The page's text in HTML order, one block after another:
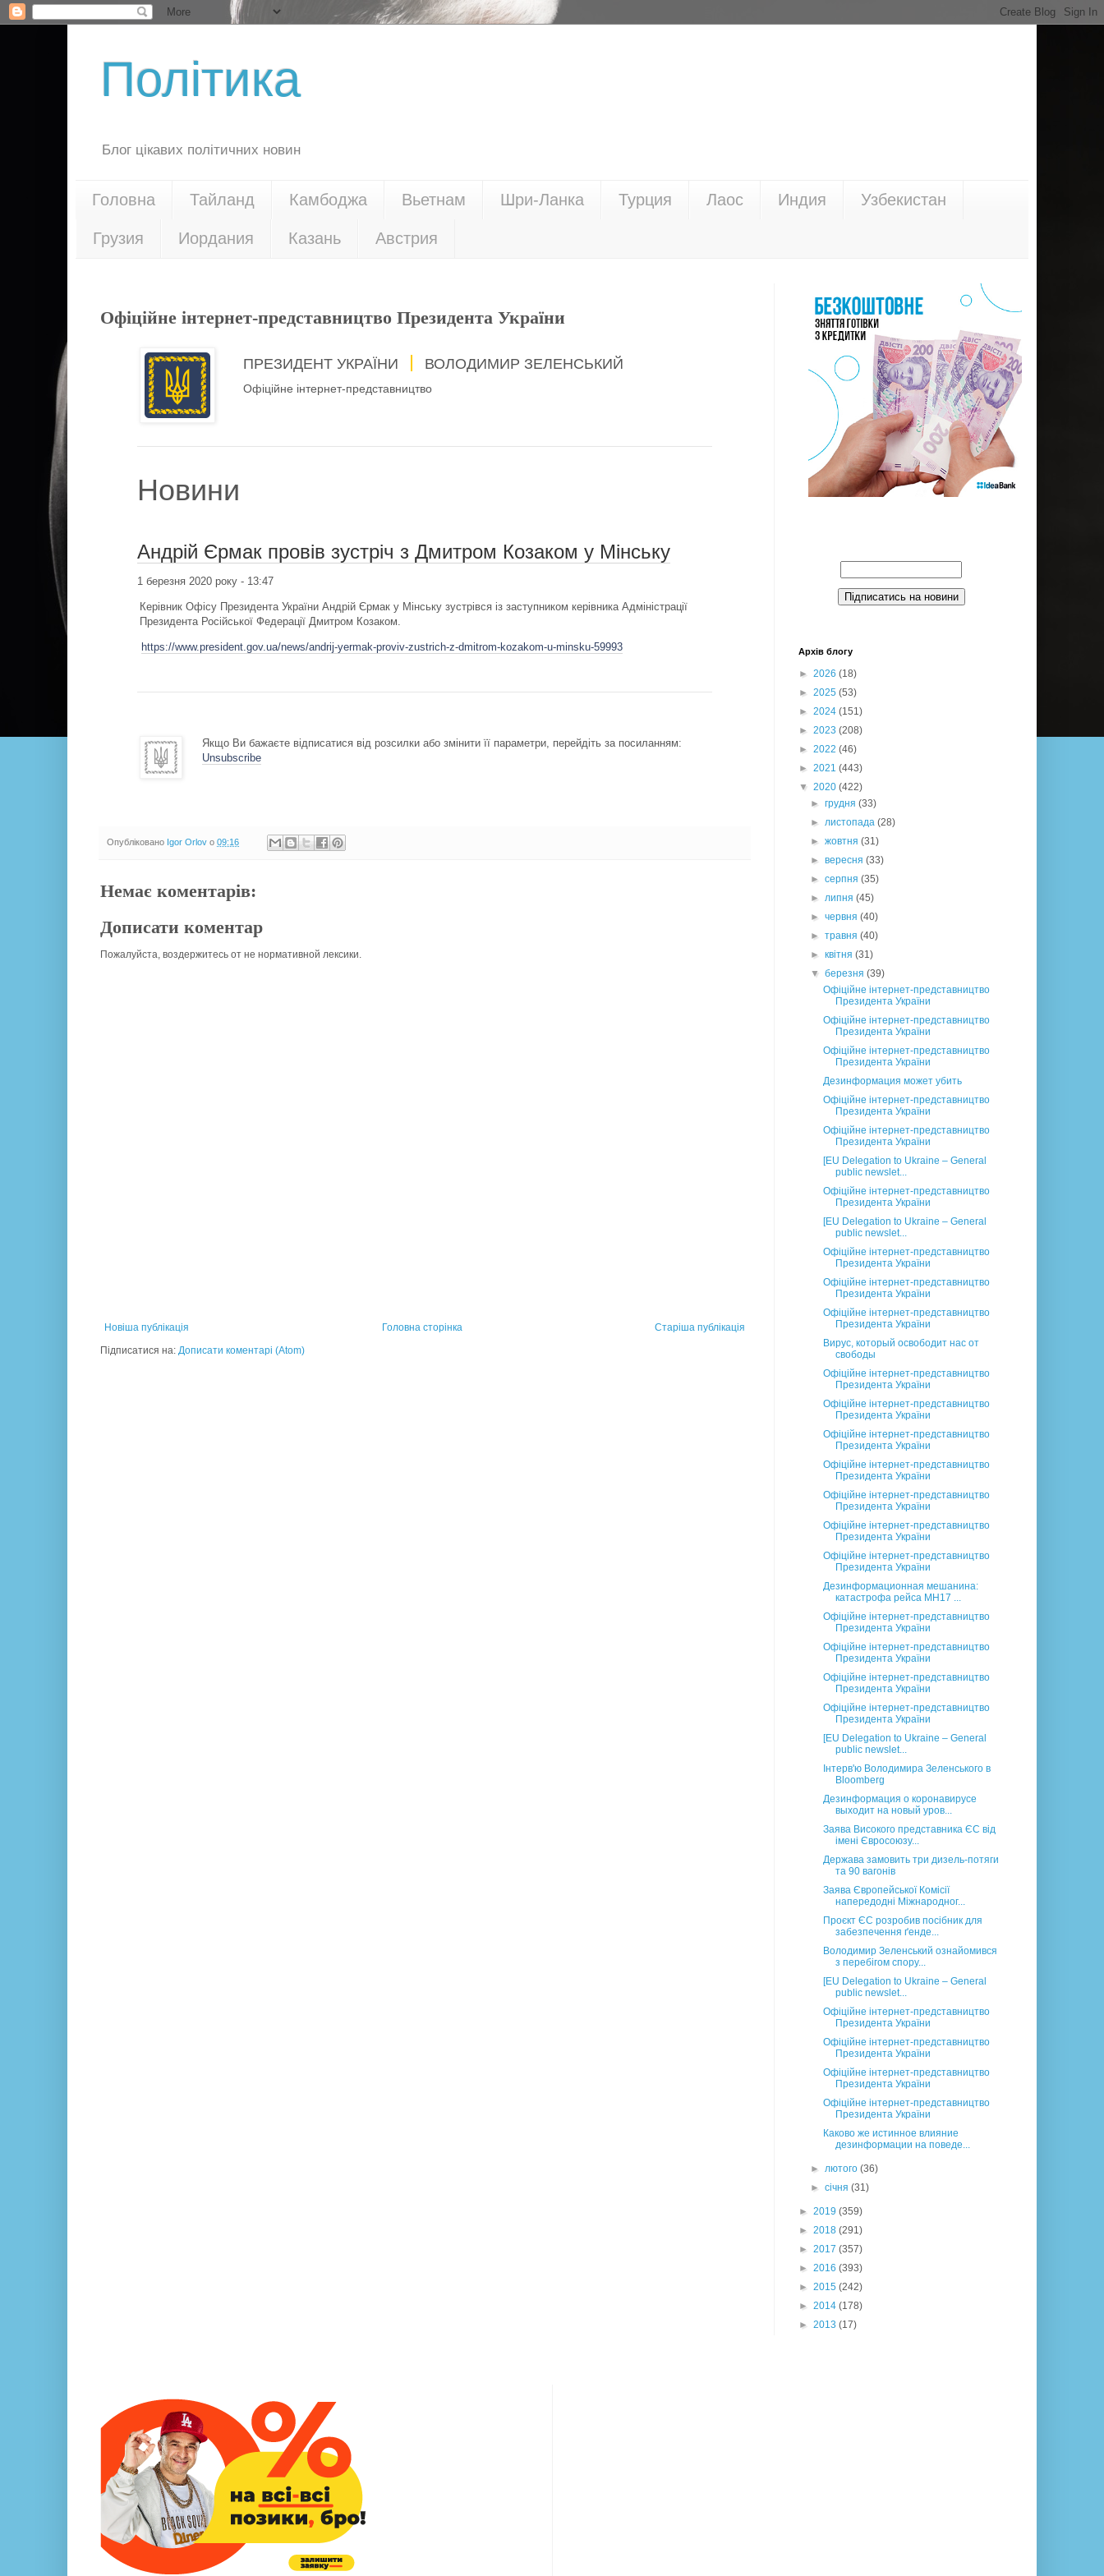
Політика
Блог цікавих політичних новин
Головна Тайланд Камбоджа Вьетнам Шри-Ланка Турция Лаос Индия Узбекистан
Грузия Иордания Казань Австрия
Офіційне інтернет-представництво Президента України
ПРЕЗИДЕНТ УКРАЇНИ ВОЛОДИМИР ЗЕЛЕНСЬКИЙ
Офіційне інтернет-представництво
Новини
Андрій Єрмак провів зустріч з Дмитром Козаком у Мінську
1 березня 2020 року - 13:47
Керівник Офісу Президента України Андрій Єрмак у Мінську зустрівся із заступником керівника Адміністрації
Президента Російської Федерації Дмитром Козаком.
https://www.president.gov.ua/news/andrij-yermak-proviv-zustrich-z-dmitrom-kozakom-u-minsku-59993
Якщо Ви бажаєте відписатися від розсилки або змінити її параметри, перейдіть за посиланням:
Unsubscribe
Опубліковано Igor Orlov о 09:16
Немає коментарів:
Дописати коментар
Пожалуйста, воздержитесь от не нормативной лексики.
Новіша публікація Старіша публікація
Головна сторінка
Підписатися на: Дописати коментарі (Atom)
Архів блогу
► 2026 (18)
► 2025 (53)
► 2024 (151)
► 2023 (208)
► 2022 (46)
► 2021 (443)
▼ 2020 (422)
►грудня(33)
►листопада(28)
►жовтня(31)
►вересня(33)
►серпня(35)
►липня(45)
►червня(40)
►травня(40)
►квітня(31)
▼березня(39)
Офіційне інтернет-представництво
Президента України
Офіційне інтернет-представництво
Президента України
Офіційне інтернет-представництво
Президента України
Дезинформация может убить
Офіційне інтернет-представництво
Президента України
Офіційне інтернет-представництво
Президента України
[EU Delegation to Ukraine – General
public newslet...
Офіційне інтернет-представництво
Президента України
[EU Delegation to Ukraine – General
public newslet...
Офіційне інтернет-представництво
Президента України
Офіційне інтернет-представництво
Президента України
Офіційне інтернет-представництво
Президента України
Вирус, который освободит нас от
свободы
Офіційне інтернет-представництво
Президента України
Офіційне інтернет-представництво
Президента України
Офіційне інтернет-представництво
Президента України
Офіційне інтернет-представництво
Президента України
Офіційне інтернет-представництво
Президента України
Офіційне інтернет-представництво
Президента України
Офіційне інтернет-представництво
Президента України
Дезинформационная мешанина:
катастрофа рейса MH17 ...
Офіційне інтернет-представництво
Президента України
Офіційне інтернет-представництво
Президента України
Офіційне інтернет-представництво
Президента України
Офіційне інтернет-представництво
Президента України
[EU Delegation to Ukraine – General
public newslet...
Інтерв'ю Володимира Зеленського в
Bloomberg
Дезинформация о коронавирусе
выходит на новый уров...
Заява Високого представника ЄС від
імені Євросоюзу...
Держава замовить три дизель-потяги
та 90 вагонів
Заява Європейської Комісії
напередодні Міжнародног...
Проєкт ЄС розробив посібник для
забезпечення ґенде...
Володимир Зеленський ознайомився
з перебігом спору...
[EU Delegation to Ukraine – General
public newslet...
Офіційне інтернет-представництво
Президента України
Офіційне інтернет-представництво
Президента України
Офіційне інтернет-представництво
Президента України
Офіційне інтернет-представництво
Президента України
Каково же истинное влияние
дезинформации на поведе...
►лютого(36)
►січня(31)
► 2019 (359)
► 2018 (291)
► 2017 (357)
► 2016 (393)
► 2015 (242)
► 2014 (178)
► 2013 (17)